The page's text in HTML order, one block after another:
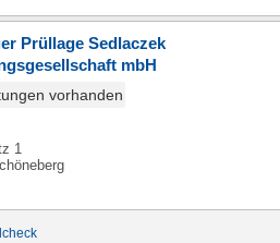
Prüllage Sedlaczek
mbH
vorhanden
1